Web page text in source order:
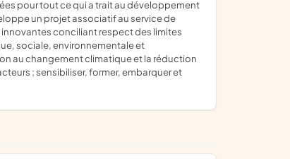
pour tout ce qui a trait au développement
un projet associatif au service de
conciliant respect des limites
sociale, environnementale et
au changement climatique et la réduction
; sensibiliser, former, embarquer et